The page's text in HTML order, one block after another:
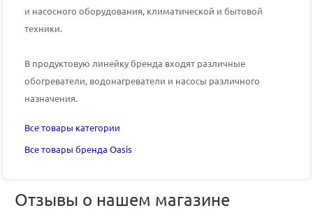
и насосного оборудования, климатической и бытовой
техники.
В продуктовую линейку бренда входят различные
обогреватели, водонагреватели и насосы различного
назначения.
Все товары категории
Все товары бренда Oasis
Отзывы о нашем магазине